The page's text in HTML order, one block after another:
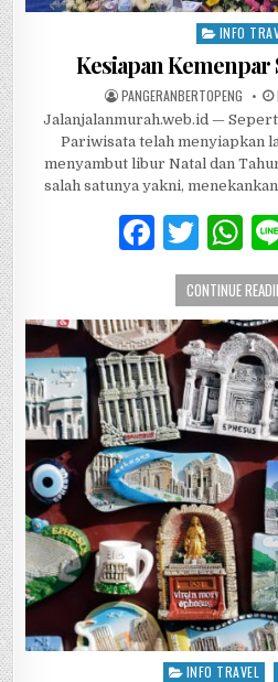
Posted in
INFO
Kesiapan Kemenpar
AUTHOR:
PANGERANBERTOPENG
Jalanjalanmurah.web.id —
Pariwisata telah menyiapkan
menyambut libur Natal dan
salah satunya yakni,
F
a
c
e
b
o
o
k
T
w
it
te
r
W
h
at
s
A
p
p
CONTINUE
Posted in
INFO TRAVEL